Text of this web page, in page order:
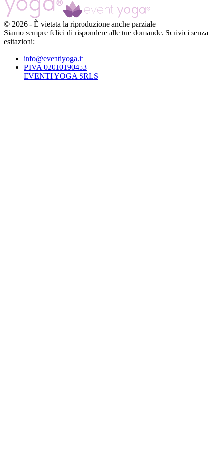
© 2026 - È vietata la riproduzione anche parziale
Siamo sempre felici di rispondere alle tue domande. Scrivici senza
esitazioni:
info@eventiyoga.it
P.IVA 02010190433
EVENTI YOGA SRLS